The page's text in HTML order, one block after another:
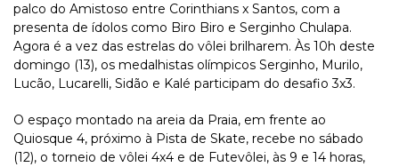
palco do Amistoso entre Corinthians x Santos, com a
presenta de ídolos como Biro Biro e Serginho Chulapa.
Agora é a vez das estrelas do vôlei brilharem. Às 10h deste
domingo (13), os medalhistas olímpicos Serginho, Murilo,
Lucão, Lucarelli, Sidão e Kalé participam do desafio 3x3.
O espaço montado na areia da Praia, em frente ao
Quiosque 4, próximo à Pista de Skate, recebe no sábado
(12), o torneio de vôlei 4x4 e de Futevôlei, às 9 e 14 horas,